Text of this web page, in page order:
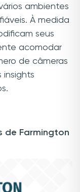
ambientes
À medida
seus
acomodar
de câmeras
de Farmington